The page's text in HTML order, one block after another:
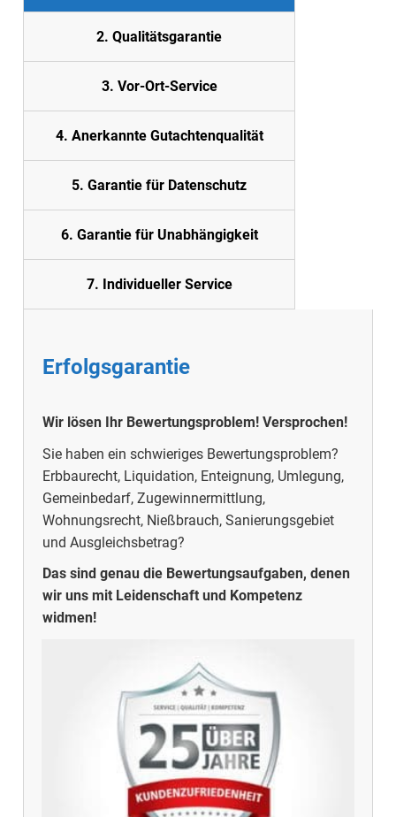
2. Qualitätsgarantie
3. Vor-Ort-Service
4. Anerkannte Gutachtenqualität
5. Garantie für Datenschutz
6. Garantie für Unabhängigkeit
7. Individueller Service
Erfolgsgarantie
Wir lösen Ihr Bewertungsproblem! Versprochen!
Sie haben ein schwieriges Bewertungsproblem?
Erbbaurecht, Liquidation, Enteignung, Umlegung,
Gemeinbedarf, Zugewinnermittlung,
Wohnungsrecht, Nießbrauch, Sanierungsgebiet
und Ausgleichsbetrag?
Das sind genau die Bewertungsaufgaben, denen
wir uns mit Leidenschaft und Kompetenz
widmen!